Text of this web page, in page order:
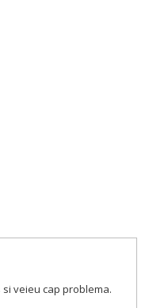
veieu cap problema.